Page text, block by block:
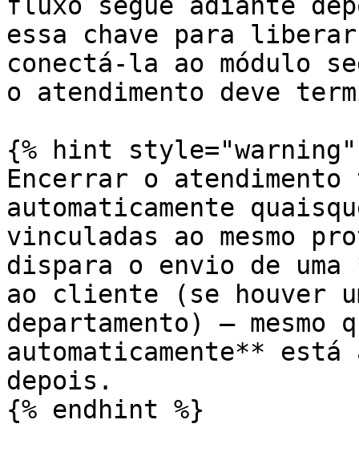
essa chave para
conectá-la ao módulo
o atendimento deve
{% hint style="warning"
Encerrar o
automaticamente
vinculadas ao mesmo
dispara o envio de
ao cliente (se houver
departamento) — mesmo
automaticamente**
depois.
{% endhint %}